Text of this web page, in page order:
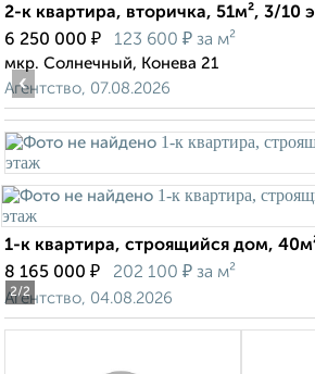
2-к квартира, вторичка, 51м², 3/10
6 250 000 ₽ 123 600 ₽ за м²
мкр. Солнечный, Конева 21
Агентство, 07.08.2026
2/2
‹
1-к квартира, строящийся дом,
8 165 000 ₽ 202 100 ₽ за м²
Агентство, 04.08.2026